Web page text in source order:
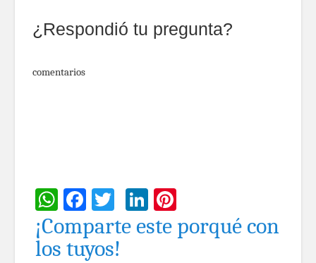
¿Respondió tu pregunta?
comentarios
WhatsApp
Facebook
TwitterLinkedIn
¡Comparte este porqué con
los tuyos!